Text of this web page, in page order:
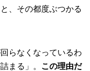
、その都度ぶつかる
らなくなっているわ
まる」。 この理由だ